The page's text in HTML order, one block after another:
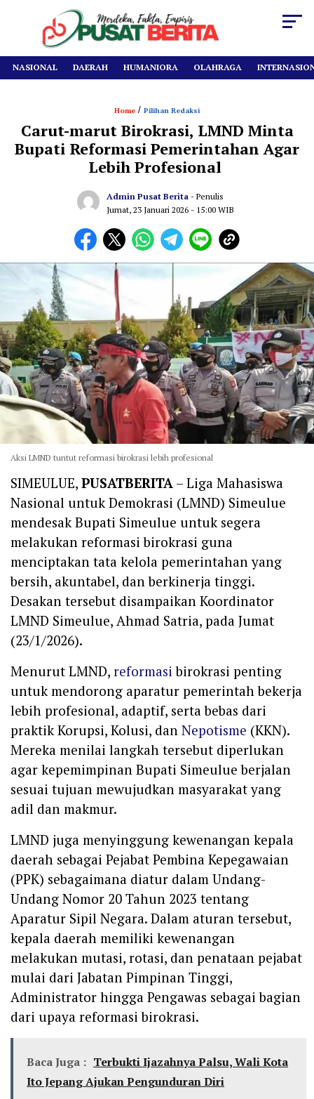
NASIONAL DAERAH HUMANIORA OLAHRAGA
Home / Pilihan Redaksi
Carut-marut Birokrasi, LMND Minta
Bupati Reformasi Pemerintahan Agar
Lebih Profesional
Admin Pusat Berita - Penulis
Jumat, 23 Januari 2026 - 15:00 WIB
Aksi LMND tuntut reformasi birokrasi lebih profesional
SIMEULUE, PUSATBERITA – Liga Mahasiswa
Nasional untuk Demokrasi (LMND) Simeulue
mendesak Bupati Simeulue untuk segera
melakukan reformasi birokrasi guna
menciptakan tata kelola pemerintahan yang
bersih, akuntabel, dan berkinerja tinggi.
Desakan tersebut disampaikan Koordinator
LMND Simeulue, Ahmad Satria, pada Jumat
(23/1/2026).
Menurut LMND, reformasi birokrasi penting
untuk mendorong aparatur pemerintah bekerja
lebih profesional, adaptif, serta bebas dari
praktik Korupsi, Kolusi, dan Nepotisme (KKN).
Mereka menilai langkah tersebut diperlukan
agar kepemimpinan Bupati Simeulue berjalan
sesuai tujuan mewujudkan masyarakat yang
adil dan makmur.
LMND juga menyinggung kewenangan kepala
daerah sebagai Pejabat Pembina Kepegawaian
(PPK) sebagaimana diatur dalam Undang-
Undang Nomor 20 Tahun 2023 tentang
Aparatur Sipil Negara. Dalam aturan tersebut,
kepala daerah memiliki kewenangan
melakukan mutasi, rotasi, dan penataan pejabat
mulai dari Jabatan Pimpinan Tinggi,
Administrator hingga Pengawas sebagai bagian
dari upaya reformasi birokrasi.
Baca Juga : Terbukti Ijazahnya Palsu, Wali Kota
Ito Jepang Ajukan Pengunduran Diri